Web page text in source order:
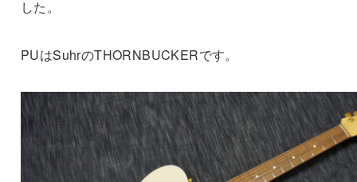
した。
PUはSuhrのTHORNBUCKERです。